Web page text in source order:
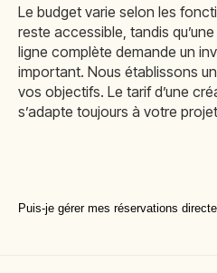
Le budget varie selon les
reste accessible, tandis
ligne complète demande un
important. Nous établissons
vos objectifs. Le tarif d’une
s’adapte toujours à votre
Puis-je gérer mes réservations